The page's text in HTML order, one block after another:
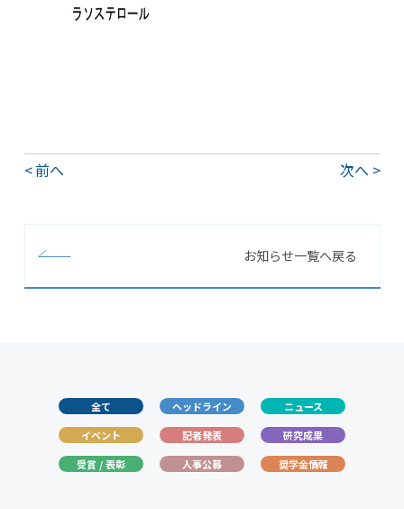
前へ 次へ
お知らせ一覧へ戻る
全て ヘッドライン
ニュース
イベント
記者発表
研究成果
受賞 / 表彰
人事公募 奨学金情報